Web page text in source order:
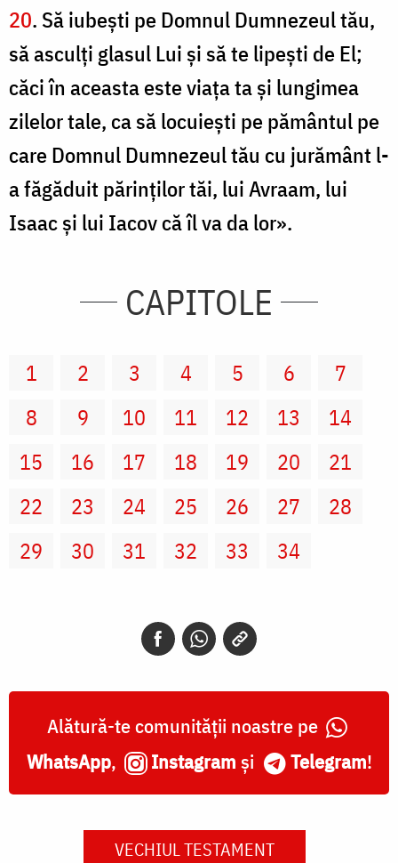
20. Să iubeşti pe Domnul Dumnezeul tău,
să asculţi glasul Lui şi să te lipeşti de El;
căci în aceasta este viaţa ta şi lungimea
zilelor tale, ca să locuieşti pe pământul pe
care Domnul Dumnezeul tău cu jurământ l-
a făgăduit părinţilor tăi, lui Avraam, lui
Isaac şi lui Iacov că îl va da lor».
CAPITOLE
1 2 3 4 5 6
7
8
9 10 11 12 13
14
15
16 17 18 19 20
21
22
23 24 25 26 27
28
29
30 31 32 33 34
Alătură-te comunității noastre pe
WhatsApp, Instagram și Telegram!
VECHIUL TESTAMENT